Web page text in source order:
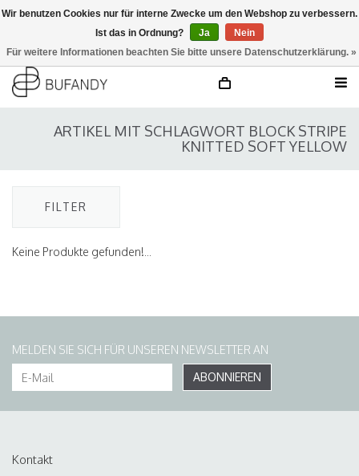
ARTIKEL MIT SCHLAGWORT BLOCK STRIPE
KNITTED SOFT YELLOW
FILTER
Keine Produkte gefunden!...
MELDEN SIE SICH FÜR UNSEREN NEWSLETTER AN
ABONNIEREN
Kontakt
Wir benutzen Cookies nur für interne Zwecke um den Webshop zu verbessern.
Ist das in Ordnung?
Ja
Nein
Für weitere Informationen beachten Sie bitte unsere Datenschutzerklärung. »